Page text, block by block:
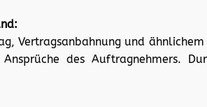
Vertragsanbahnung und
des Auftragnehmers.